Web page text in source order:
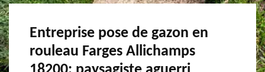
Entreprise pose de gazon en
rouleau Farges Allichamps